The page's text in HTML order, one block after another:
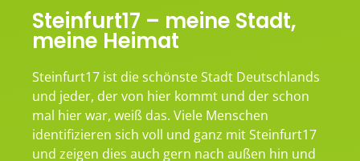
Steinfurt17 – meine Stadt,
meine Heimat
Steinfurt17 ist die schönste Stadt Deutschlands
und jeder, der von hier kommt und der schon
mal hier war, weiß das. Viele Menschen
identifizieren sich voll und ganz mit Steinfurt17
und zeigen dies auch gern nach außen hin und